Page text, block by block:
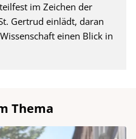
im Zeichen der
Gertrud einlädt, daran
einen Blick in
Thema